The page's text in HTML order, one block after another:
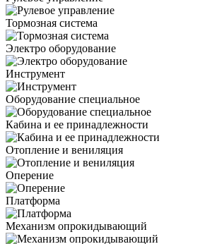
Тормозная система
Электро оборудование
Инструмент
Оборудование специальное
Кабина и ее принадлежности
Отопление и вениляция
Оперение
Платформа
Механизм опрокидывающий